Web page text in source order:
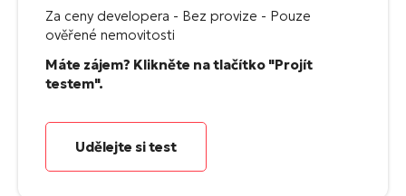
Za ceny developera - Bez provize - Pouze
ověřené nemovitosti
Máte zájem? Klikněte na tlačítko "Projít
testem".
Udělejte si test